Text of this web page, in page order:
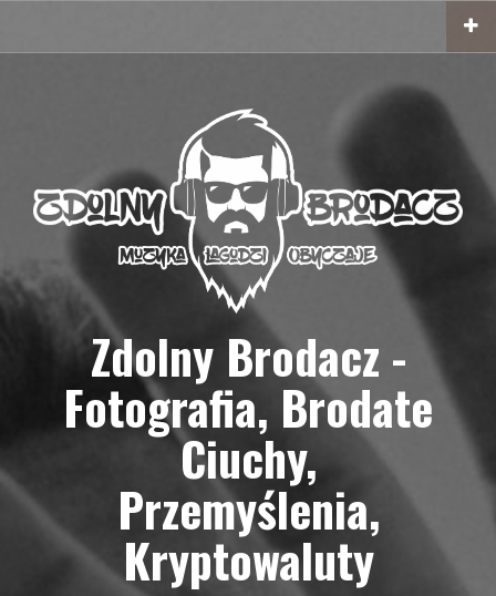
treści
Zdolny Brodacz -
Fotografia, Brodate
Ciuchy,
Przemyślenia,
Kryptowaluty